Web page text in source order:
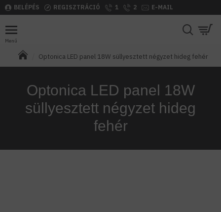
BELÉPÉS REGISZTRÁCIÓ 1 2 E-MAIL
Optonica LED panel 18W süllyesztett négyzet hideg fehér
Optonica LED panel 18W
süllyesztett négyzet hideg
fehér